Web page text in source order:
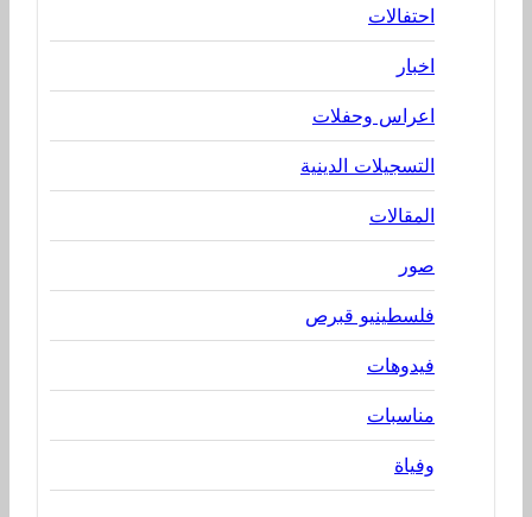
احتفالات
اخبار
اعراس وحفلات
التسجيلات الدينية
المقالات
صور
فلسطينيو قبرص
فيدوهات
مناسبات
وفياة